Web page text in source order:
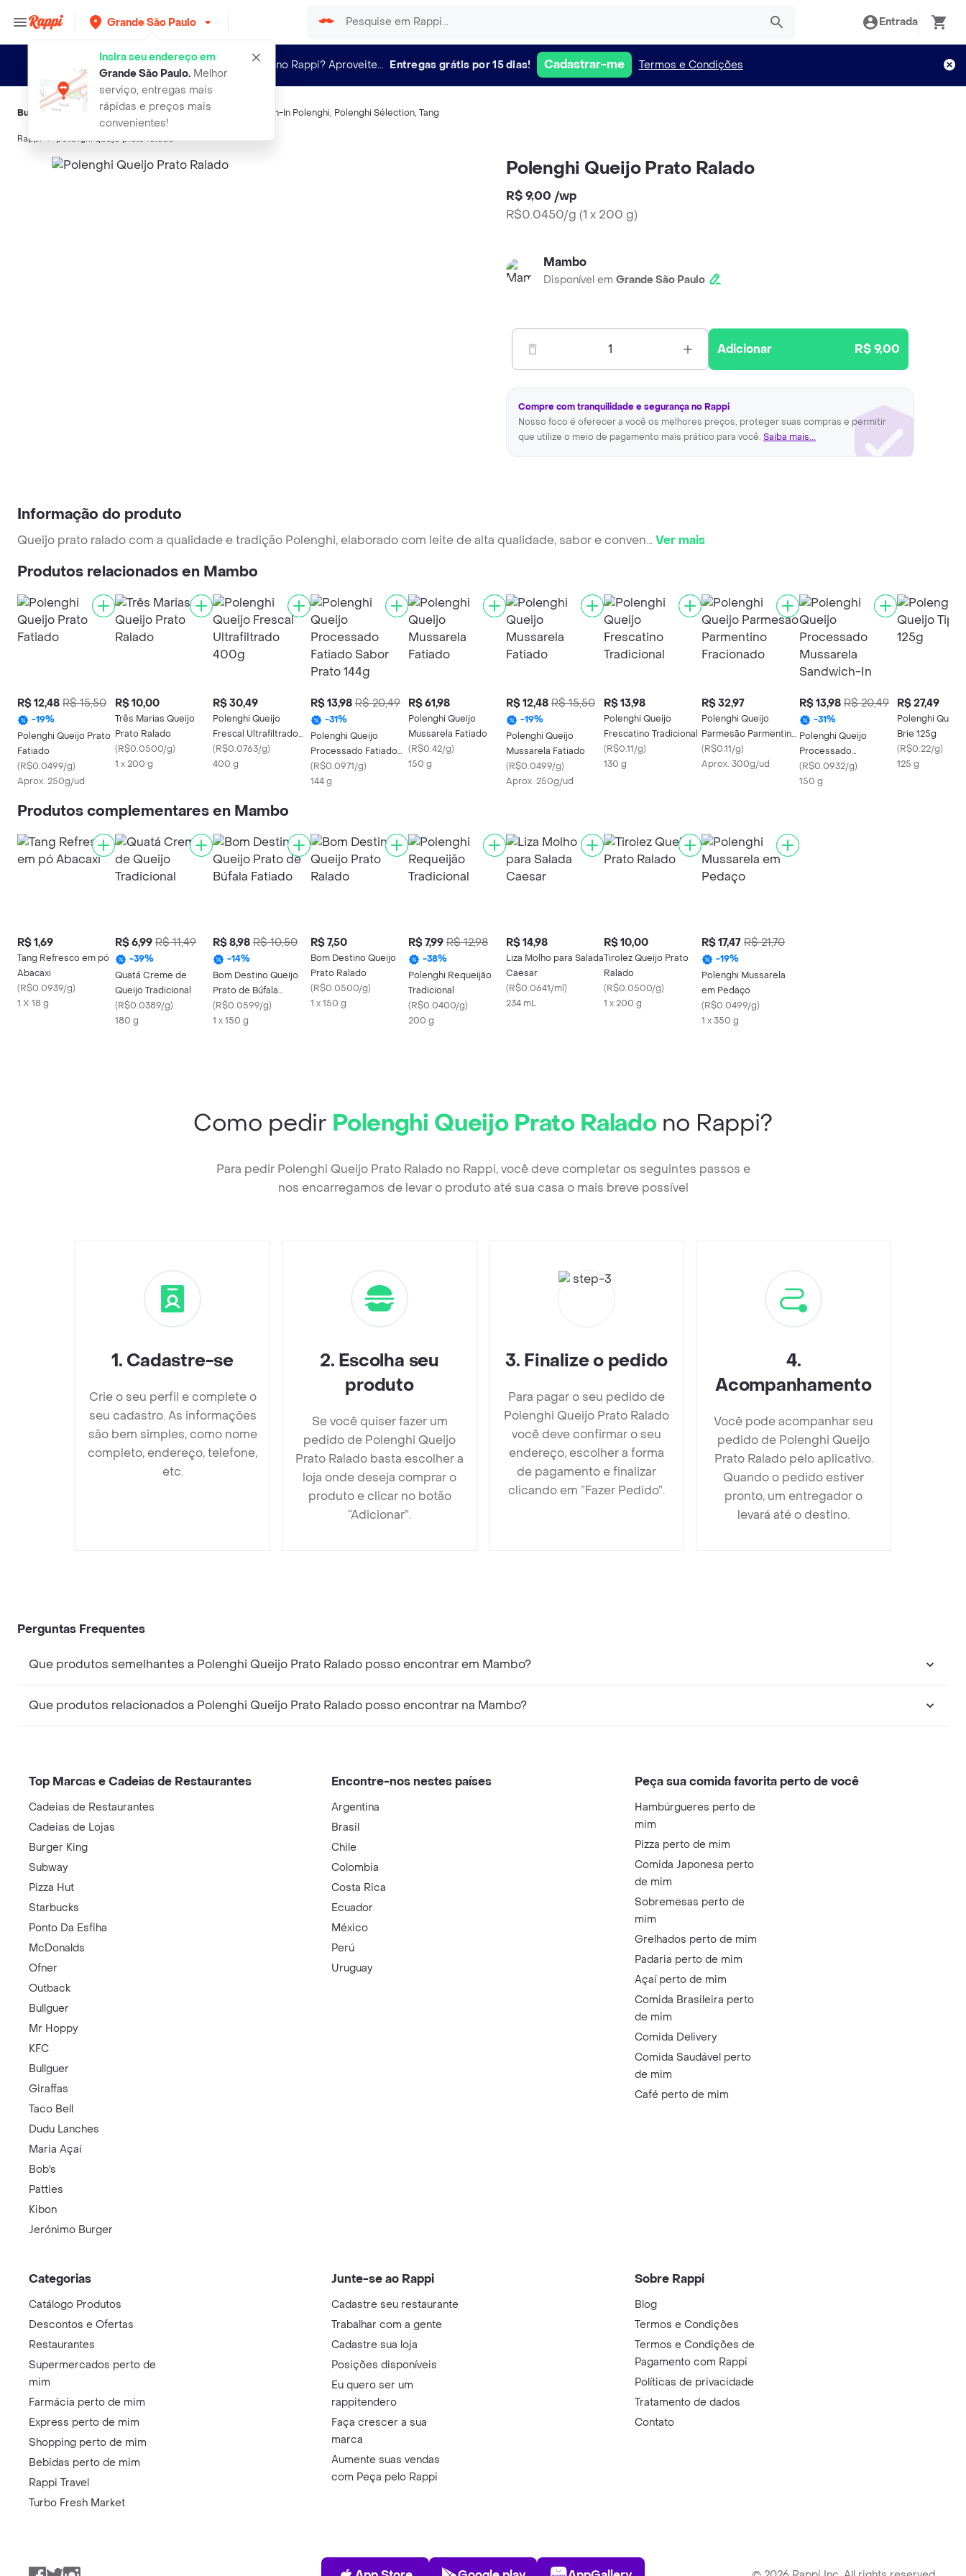
Grande São Paulo
Insira seu endereço em
Grande São Paulo.Melhor
serviço, entregas mais
rápidas e preços mais
convenientes!
Entrada
Novo no Rappi? Aproveite... Entregas grátis por 15 dias! Cadastrar-me Termos e Condições
Buscas relacionadas:Queijos semiduros,Polenghi Sandwich-In Polenghi, Polenghi Sélection, Tang
Rappi polenghi queijo prato ralado
Polenghi Queijo Prato Ralado
R$ 9,00 /wp
R$0.0450/g (1 x 200 g)
Mambo
Disponível em Grande São Paulo
1 Adicionar R$ 9,00
Compre com tranquilidade e segurança no Rappi
Nosso foco é oferecer a você os melhores preços, proteger suas compras e permitir
que utilize o meio de pagamento mais prático para você. Saiba mais...
Informação do produto
Queijo prato ralado com a qualidade e tradição Polenghi, elaborado com leite de alta qualidade, sabor e conven...Ver mais
Produtos relacionados en Mambo
R$ 12,48 R$ 15,50
-19%
Polenghi Queijo Prato
Fatiado
(R$0.0499/g)
Aprox. 250g/ud
R$ 10,00
Três Marias Queijo
Prato Ralado
(R$0.0500/g)
1 x 200 g
R$ 30,49
Polenghi Queijo
Frescal Ultrafiltrado
400g
(R$0.0763/g)
400 g
R$ 13,98 R$ 20,49
-31%
Polenghi Queijo
Processado Fatiado
Sabor Prato 144g
(R$0.0971/g)
144 g
R$ 61,98
Polenghi Queijo
Mussarela Fatiado
(R$0.42/g)
150 g
R$ 12,48 R$ 15,50
-19%
Polenghi Queijo
Mussarela Fatiado
(R$0.0499/g)
Aprox. 250g/ud
R$ 13,98
Polenghi Queijo
Frescatino Tradicional
(R$0.11/g)
130 g
R$ 32,97
Polenghi Queijo
Parmesão Parmentino
Fracionado
(R$0.11/g)
Aprox. 300g/ud
R$ 13,98 R$ 20,49
-31%
Polenghi Queijo
Processado
Mussarela Sandwich-
In
(R$0.0932/g)
150 g
R$ 27,49
Polenghi
Brie 125g
(R$0.22/g)
125 g
Produtos complementares en Mambo
R$ 1,69
Tang Refresco em pó
Abacaxi
(R$0.0939/g)
1 X 18 g
R$ 6,99 R$ 11,49
-39%
Quatá Creme de
Queijo Tradicional
(R$0.0389/g)
180 g
R$ 8,98 R$ 10,50
-14%
Bom Destino Queijo
Prato de Búfala
Fatiado
(R$0.0599/g)
1 x 150 g
R$ 7,50
Bom Destino Queijo
Prato Ralado
(R$0.0500/g)
1 x 150 g
R$ 7,99 R$ 12,98
-38%
Polenghi Requeijão
Tradicional
(R$0.0400/g)
200 g
R$ 14,98
Liza Molho para Salada
Caesar
(R$0.0641/ml)
234 mL
R$ 10,00
Tirolez Queijo Prato
Ralado
(R$0.0500/g)
1 x 200 g
R$ 17,47 R$ 21,70
-19%
Polenghi Mussarela
em Pedaço
(R$0.0499/g)
1 x 350 g
Como pedir Polenghi Queijo Prato Raladono Rappi?
Para pedir Polenghi Queijo Prato Ralado no Rappi, você deve completar os seguintes passos e
nos encarregamos de levar o produto até sua casa o mais breve possível
1. Cadastre-se
Crie o seu perfil e complete o
seu cadastro. As informações
são bem simples, como nome
completo, endereço, telefone,
etc.
2. Escolha seu
produto
Se você quiser fazer um
pedido de Polenghi Queijo
Prato Ralado basta escolher a
loja onde deseja comprar o
produto e clicar no botão
“Adicionar”.
3. Finalize o pedido
Para pagar o seu pedido de
Polenghi Queijo Prato Ralado
você deve confirmar o seu
endereço, escolher a forma
de pagamento e finalizar
clicando em ”Fazer Pedido”.
4.
Acompanhamento
Você pode acompanhar seu
pedido de Polenghi Queijo
Prato Ralado pelo aplicativo.
Quando o pedido estiver
pronto, um entregador o
levará até o destino.
Perguntas Frequentes
Que produtos semelhantes a Polenghi Queijo Prato Ralado posso encontrar em Mambo?
Que produtos relacionados a Polenghi Queijo Prato Ralado posso encontrar na Mambo?
Top Marcas e Cadeias de Restaurantes
Cadeias de Restaurantes
Cadeias de Lojas
Burger King
Subway
Pizza Hut
Starbucks
Ponto Da Esfiha
McDonalds
Ofner
Outback
Bullguer
Mr Hoppy
KFC
Bullguer
Giraffas
Taco Bell
Dudu Lanches
Maria Açaí
Bob's
Patties
Kibon
Jerónimo Burger
Encontre-nos nestes países
Argentina
Brasil
Chile
Colombia
Costa Rica
Ecuador
México
Perú
Uruguay
Peça sua comida favorita perto de você
Hambúrgueres perto de
mim
Pizza perto de mim
Comida Japonesa perto
de mim
Sobremesas perto de
mim
Grelhados perto de mim
Padaria perto de mim
Açaí perto de mim
Comida Brasileira perto
de mim
Comida Delivery
Comida Saudável perto
de mim
Café perto de mim
Categorias
Catálogo Produtos
Descontos e Ofertas
Restaurantes
Supermercados perto de
mim
Farmácia perto de mim
Express perto de mim
Shopping perto de mim
Bebidas perto de mim
Rappi Travel
Turbo Fresh Market
Junte-se ao Rappi
Cadastre seu restaurante
Trabalhar com a gente
Cadastre sua loja
Posições disponíveis
Eu quero ser um
rappitendero
Faça crescer a sua
marca
Aumente suas vendas
com Peça pelo Rappi
Sobre Rappi
Blog
Termos e Condições
Termos e Condições de
Pagamento com Rappi
Políticas de privacidade
Tratamento de dados
Contato
App Store Play Store AppGallery